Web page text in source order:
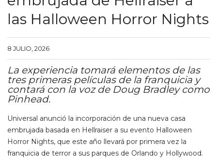
las Halloween Horror Nights
8 JULIO, 2026
La experiencia tomará elementos de las
tres primeras películas de la franquicia y
contará con la voz de Doug Bradley como
Pinhead.
Universal anunció la incorporación de una nueva casa
embrujada basada en Hellraiser a su evento Halloween
Horror Nights, que este año llevará por primera vez la
franquicia de terror a sus parques de Orlando y Hollywood.